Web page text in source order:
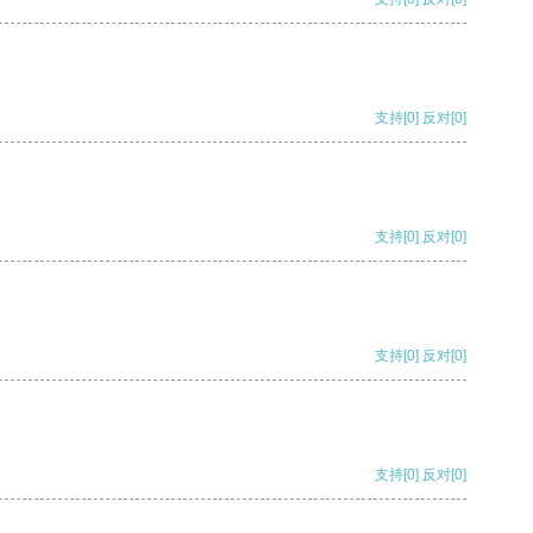
支持[0] 反对[0]
支持[0] 反对[0]
支持[0] 反对[0]
支持[0] 反对[0]